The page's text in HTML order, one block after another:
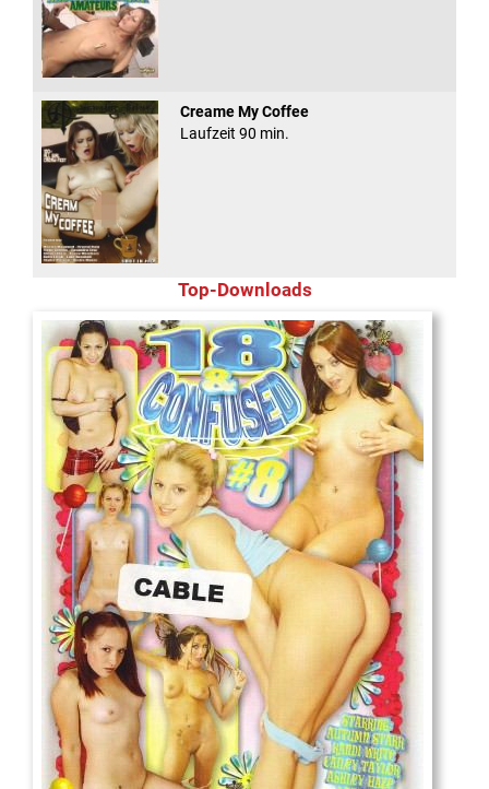
Creame My Coffee
Laufzeit 90 min.
Top-Downloads